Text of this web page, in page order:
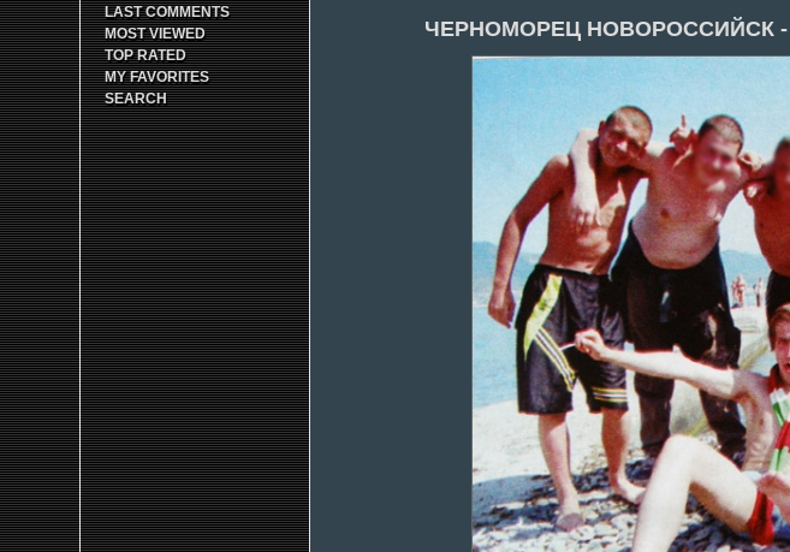
LAST COMMENTS
MOST VIEWED
TOP RATED
MY FAVORITES
SEARCH
ЧЕРНОМОРЕЦ НОВОРОССИЙСК -